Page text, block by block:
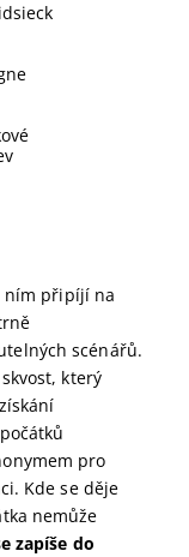
ním připíjí na
scénářů.
který
pro
Kde se děje
nemůže
zapíše do